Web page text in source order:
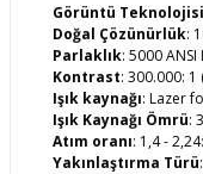
Görüntü Teknolojisi
Doğal Çözünürlük:
Parlaklık: 5000 ANSI
Kontrast: 300.000: 1
Işık kaynağı: Lazer
Işık Kaynağı Ömrü:
Atım oranı: 1,4 -
Yakınlaştırma Türü